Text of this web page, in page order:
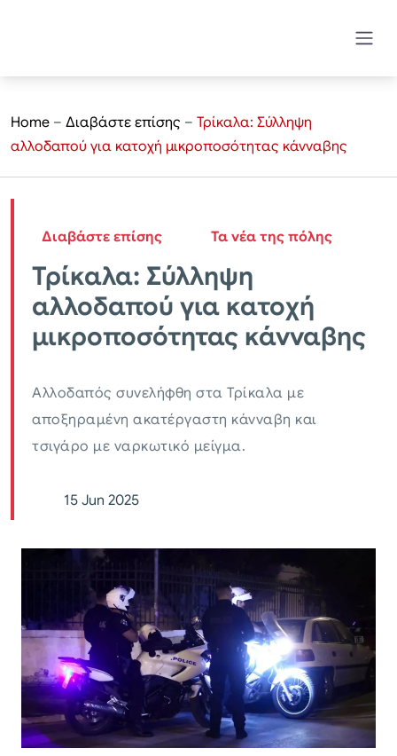
Home – Διαβάστε επίσης – Τρίκαλα: Σύλληψη
αλλοδαπού για κατοχή μικροποσότητας κάνναβης
Διαβάστε επίσης Τα νέα της πόλης
Τρίκαλα: Σύλληψη
αλλοδαπού για κατοχή
μικροποσότητας κάνναβης
Αλλοδαπός συνελήφθη στα Τρίκαλα με
αποξηραμένη ακατέργαστη κάνναβη και
τσιγάρο με ναρκωτικό μείγμα.
15 Jun 2025